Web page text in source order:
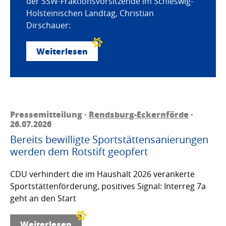
Holsteinischen Landtag, Christian
Dirschauer:
Weiterlesen
Pressemitteilung · Rendsburg-Eckernförde·
26.07.2026
Bereits bewilligte Sportstättensanierungen
werden dem Rotstift geopfert
CDU verhindert die im Haushalt 2026 verankerte
Sportstättenförderung, positives Signal: Interreg 7a
geht an den Start